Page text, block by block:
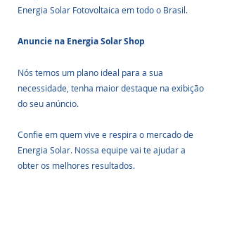
Energia Solar Fotovoltaica em todo o Brasil.
Anuncie na Energia Solar Shop
Nós temos um plano ideal para a sua
necessidade, tenha maior destaque na exibição
do seu anúncio.
Confie em quem vive e respira o mercado de
Energia Solar. Nossa equipe vai te ajudar a
obter os melhores resultados.